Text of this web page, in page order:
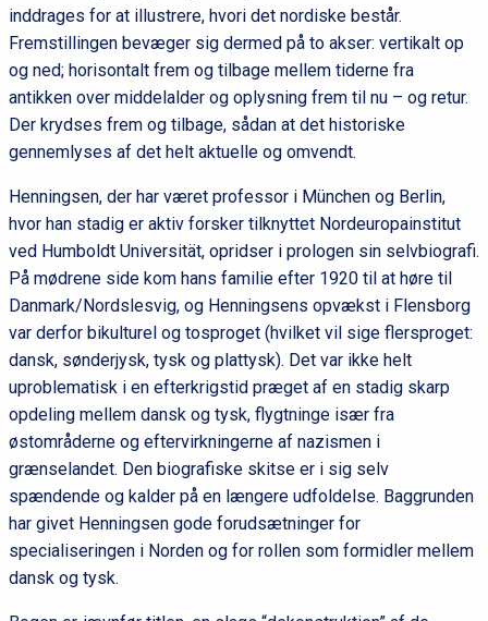
inddrages for at illustrere, hvori det nordiske består.
Fremstillingen bevæger sig dermed på to akser: vertikalt op
og ned; horisontalt frem og tilbage mellem tiderne fra
antikken over middelalder og oplysning frem til nu – og retur.
Der krydses frem og tilbage, sådan at det historiske
gennemlyses af det helt aktuelle og omvendt.
Henningsen, der har været professor i München og Berlin,
hvor han stadig er aktiv forsker tilknyttet Nordeuropainstitut
ved Humboldt Universität, opridser i prologen sin selvbiografi.
På mødrene side kom hans familie efter 1920 til at høre til
Danmark/Nordslesvig, og Henningsens opvækst i Flensborg
var derfor bikulturel og tosproget (hvilket vil sige flersproget:
dansk, sønderjysk, tysk og plattysk). Det var ikke helt
uproblematisk i en efterkrigstid præget af en stadig skarp
opdeling mellem dansk og tysk, flygtninge især fra
østområderne og eftervirkningerne af nazismen i
grænselandet. Den biografiske skitse er i sig selv
spændende og kalder på en længere udfoldelse. Baggrunden
har givet Henningsen gode forudsætninger for
specialiseringen i Norden og for rollen som formidler mellem
dansk og tysk.